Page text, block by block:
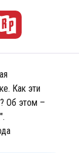
Как эти
Об этом –